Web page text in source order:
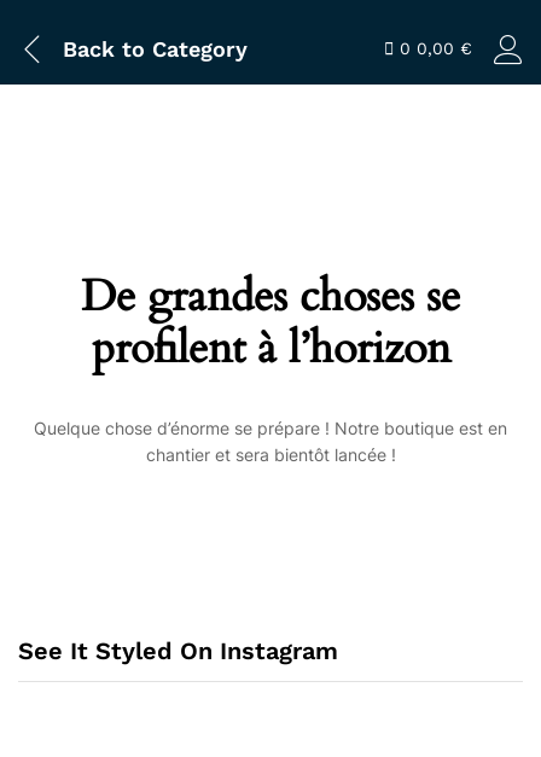
Back to Category 0 0,00 €
De grandes choses se
profilent à l’horizon
Quelque chose d’énorme se prépare ! Notre boutique est en
chantier et sera bientôt lancée !
See It Styled On Instagram